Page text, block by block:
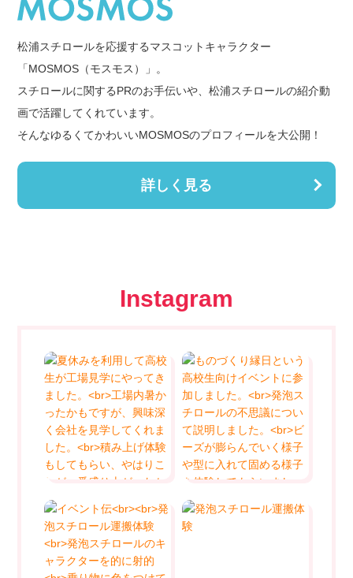
松浦スチロールを応援するマスコットキャラクター
「MOSMOS（モスモス）」。
スチロールに関するPRのお手伝いや、松浦スチロールの紹介動
画で活躍してくれています。
そんなゆるくてかわいいMOSMOSのプロフィールを大公開！
詳しく見る
Instagram